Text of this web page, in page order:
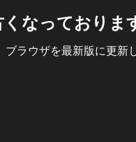
なっておりま
ラウザを最新版に更新